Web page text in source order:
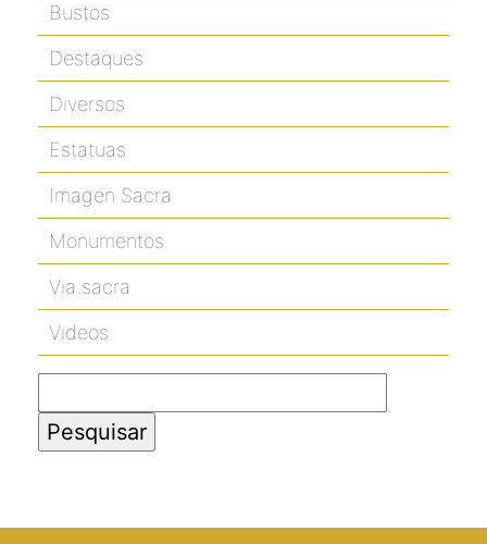
Bustos
Destaques
Diversos
Estatuas
Imagen Sacra
Monumentos
Via sacra
Videos
por: